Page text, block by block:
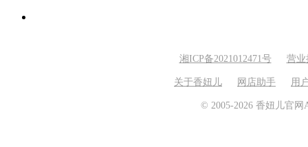
湘ICP备2021012471号 营业
关于香妞儿 网店助手 用
© 2005-2026 香妞儿官